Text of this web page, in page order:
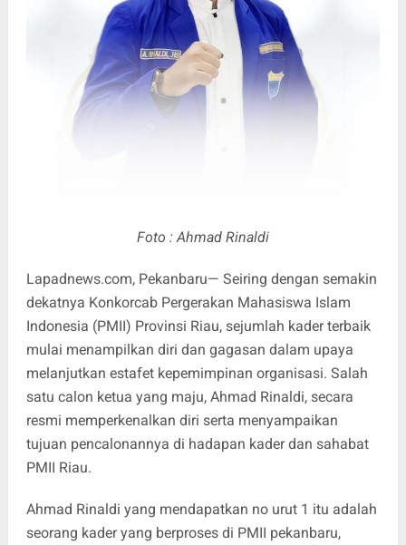
Foto : Ahmad Rinaldi
Lapadnews.com, Pekanbaru— Seiring dengan semakin
dekatnya Konkorcab Pergerakan Mahasiswa Islam
Indonesia (PMII) Provinsi Riau, sejumlah kader terbaik
mulai menampilkan diri dan gagasan dalam upaya
melanjutkan estafet kepemimpinan organisasi. Salah
satu calon ketua yang maju, Ahmad Rinaldi, secara
resmi memperkenalkan diri serta menyampaikan
tujuan pencalonannya di hadapan kader dan sahabat
PMII Riau.
Ahmad Rinaldi yang mendapatkan no urut 1 itu adalah
seorang kader yang berproses di PMII pekanbaru,